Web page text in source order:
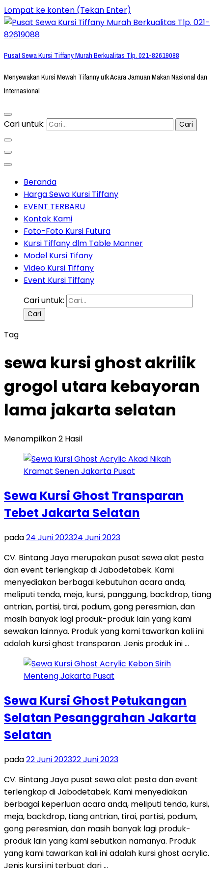
Lompat ke konten (Tekan Enter)
Pusat Sewa Kursi Tiffany Murah Berkualitas Tlp. 021-82619088
Menyewakan Kursi Mewah Tifanny utk Acara Jamuan Makan Nasional dan
Internasional
Cari untuk:
Beranda
Harga Sewa Kursi Tiffany
EVENT TERBARU
Kontak Kami
Foto-Foto Kursi Futura
Kursi Tiffany dlm Table Manner
Model Kursi Tifany
Video Kursi Tiffany
Event Kursi Tiffany
Cari untuk:
Tag
sewa kursi ghost akrilik
grogol utara kebayoran
lama jakarta selatan
Menampilkan 2 Hasil
Sewa Kursi Ghost Transparan
Tebet Jakarta Selatan
pada24 Juni 202324 Juni 2023
CV. Bintang Jaya merupakan pusat sewa alat pesta
dan event terlengkap di Jabodetabek. Kami
menyediakan berbagai kebutuhan acara anda,
meliputi tenda, meja, kursi, panggung, backdrop, tiang
antrian, partisi, tirai, podium, gong peresmian, dan
masih banyak lagi produk-produk lain yang kami
sewakan lainnya. Produk yang kami tawarkan kali ini
adalah kursi ghost transparan. Jenis produk ini …
Sewa Kursi Ghost Petukangan
Selatan Pesanggrahan Jakarta
Selatan
pada22 Juni 202322 Juni 2023
CV. Bintang Jaya pusat sewa alat pesta dan event
terlengkap di Jabodetabek. Kami menyediakan
berbagai keperluan acara anda, meliputi tenda, kursi,
meja, backdrop, tiang antrian, tirai, partisi, podium,
gong peresmian, dan masih banyak lagi produk-
produk lain yang kami sebutkan namanya. Produk
yang kami tawarkan kali ini adalah kursi ghost acrylic.
Jenis kursi ini terbuat dari …